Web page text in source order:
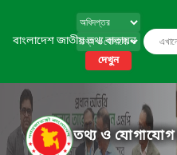
বাংলাদেশ জাতীয় তথ্য বাতায়ন
দেখুন
তথ্য ও যোগাযোগ